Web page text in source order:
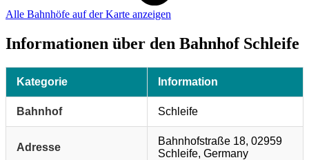
Alle Bahnhöfe auf der Karte anzeigen
Informationen über den Bahnhof Schleife
Kategorie Information
Bahnhof Schleife
Adresse
Bahnhofstraße 18, 02959
Schleife, Germany